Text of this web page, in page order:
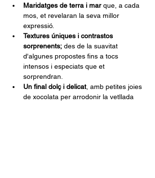
Maridatges de terra i mar que, a cada
mos, et revelaran la seva millor
expressió.
Textures úniques i contrastos
sorprenents; des de la suavitat
d'algunes propostes fins a tocs
intensos i especiats que et
sorprendran.
Un final dolç i delicat, amb petites joies
de xocolata per arrodonir la vetllada